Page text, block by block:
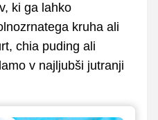
ki ga lahko
kruha ali
chia puding ali
v najljubši jutranji